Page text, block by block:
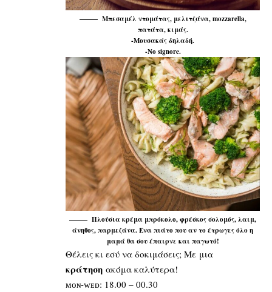
Μπεσαμέλ ντομάτας, μελιτζάνα, mozzarella,
πατάτα, κιμάς.
-Μουσακάς δηλαδή.
-No signore.
Πλούσια κρέμα μπρόκολο, φρέσκος σολομός, λαιμ,
άνηθος, παρμεζάνα. Ένα πιάτο που αν το έτρωγες όλο η
μαμά θα σου έπαιρνε και παγωτό!
Θέλεις κι εσύ να δοκιμάσεις; Με μια
κράτηση ακόμα καλύτερα!
ᴍᴏɴ-ᴡᴇᴅ: 18.00 – 00.30